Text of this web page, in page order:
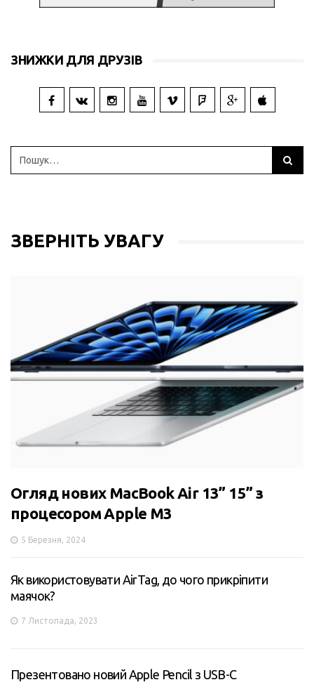
ЗНИЖКИ ДЛЯ ДРУЗІВ
ЗВЕРНІТЬ УВАГУ
Огляд нових MacBook Air 13” 15” з
процесором Apple M3
5 Березня, 2024
Як використовувати AirTag, до чого прикріпити
маячок?
7 Листопада, 2023
Презентовано новий Apple Pencil з USB-C